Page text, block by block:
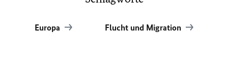
Europa Flucht und Migration